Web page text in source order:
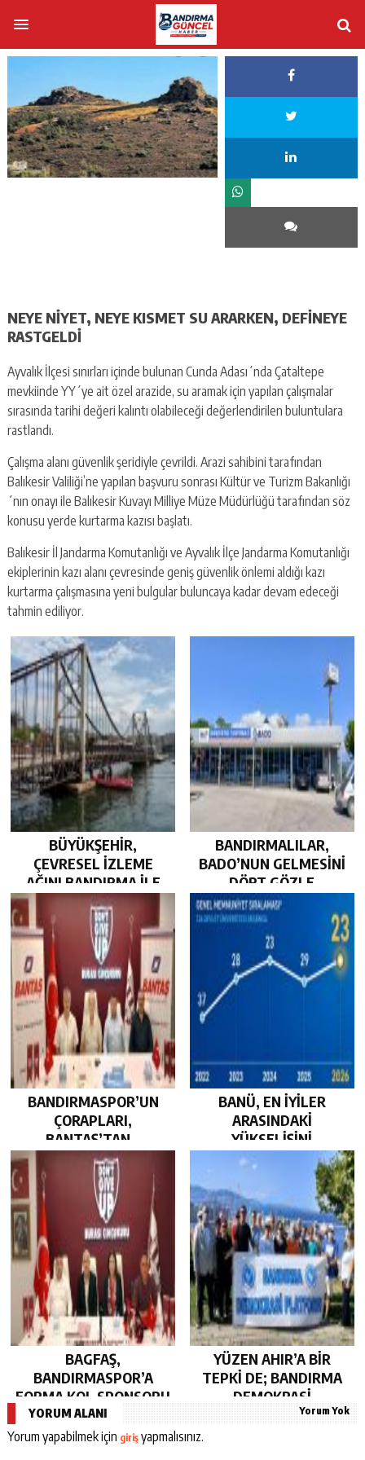
NEYE NİYET, NEYE KISMET SU ARARKEN, DEFİNEYE
RASTGELDİ
Ayvalık İlçesi sınırları içinde bulunan Cunda Adası´nda Çataltepe
mevkiinde YY´ye ait özel arazide, su aramak için yapılan çalışmalar
sırasında tarihi değeri kalıntı olabileceği değerlendirilen buluntulara
rastlandı.
Çalışma alanı güvenlik şeridiyle çevrildi. Arazi sahibini tarafından
Balıkesir Valiliği’ne yapılan başvuru sonrası Kültür ve Turizm Bakanlığı
´nın onayı ile Balıkesir Kuvayı Milliye Müze Müdürlüğü tarafından söz
konusu yerde kurtarma kazısı başlatı.
Balıkesir İl Jandarma Komutanlığı ve Ayvalık İlçe Jandarma Komutanlığı
ekiplerinin kazı alanı çevresinde geniş güvenlik önlemi aldığı kazı
kurtarma çalışmasına yeni bulgular buluncaya kadar devam edeceği
tahmin ediliyor.
BÜYÜKŞEHİR,
ÇEVRESEL İZLEME
AĞINI BANDIRMA İLE
GÜÇLENDİRDİ…
BANDIRMALILAR,
BADO’NUN GELMESİNİ
DÖRT GÖZLE
BEKLİYOR…
BANDIRMASPOR’UN
ÇORAPLARI,
BANTAŞ’TAN…
BANÜ, EN İYİLER
ARASINDAKİ
YÜKSELİŞİNİ
SÜRDÜRDÜ…
BAGFAŞ,
BANDIRMASPOR’A
FORMA KOL SPONSORU
OLARAK KUCAK AÇTI…
YÜZEN AHIR’A BİR
TEPKİ DE; BANDIRMA
DEMOKRASİ
PLATFORMU’NDAN…
YORUM ALANI Yorum Yok
Yorum yapabilmek için girişyapmalısınız.